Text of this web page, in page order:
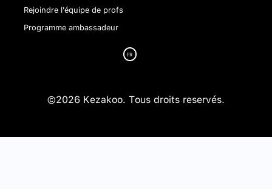
Rejoindre l'équipe de profs
Programme ambassadeur
©2026 Kezakoo. Tous droits reservés.